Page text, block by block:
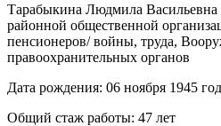
Тарабыкина Людмила Васильевна
районной общественной
пенсионеров/ войны, труда,
правоохранительных органов
Дата рождения: 06 ноября 1945
Общий стаж работы: 47 лет